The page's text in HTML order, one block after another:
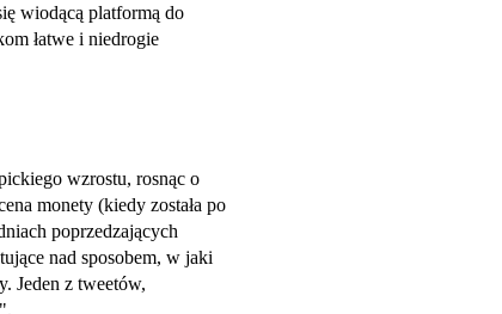
wiodącą platformą do
łatwe i niedrogie
wzrostu, rosnąc o
monety (kiedy została po
poprzedzających
nad sposobem, w jaki
Jeden z tweetów,
".